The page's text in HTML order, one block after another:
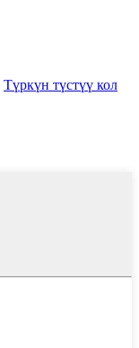
Түркүн түстүү кол